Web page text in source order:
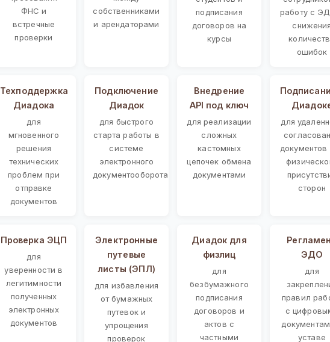
ФНС и
встречные
проверки
собственниками
и арендаторами
подписания
договоров на
курсы
работу с
снижения
ошибок
Техподдержка
Диадока
для
мгновенного
решения
технических
проблем при
отправке
документов
Подключение
Диадок
для быстрого
старта работы в
системе
электронного
документооборота
Внедрение
API под ключ
для реализации
сложных
кастомных
цепочек обмена
документами
для
документов
сторон
Проверка ЭЦП
для
уверенности в
легитимности
полученных
электронных
документов
Электронные
путевые
листы (ЭПЛ)
для избавления
от бумажных
путевок и
упрощения
проверок
Диадок для
физлиц
для
безбумажного
подписания
договоров и
актов с
частными
ЭДО
для
правил
с
уставе